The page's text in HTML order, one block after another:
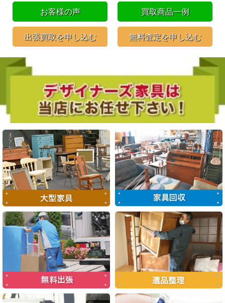
お客様の声 買取商品一例
出張買取を申し込む 無料査定を申し込む